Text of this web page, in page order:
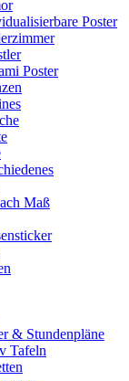
Poster
Poster
Maß
& Stundenpläne
Tafeln